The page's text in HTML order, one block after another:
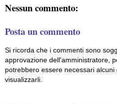
Nessun commento:
Posta un commento
Si ricorda che i commenti sono
approvazione dell'amministratore,
potrebbero essere necessari alcuni
visualizzarli.